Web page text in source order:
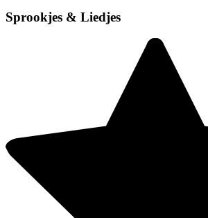
Sprookjes & Liedjes